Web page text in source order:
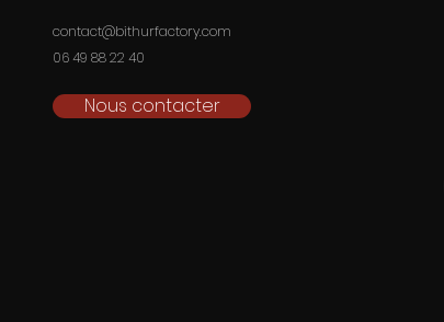
contact@bithurfactory.com
06 49 88 22 40
Nous contacter